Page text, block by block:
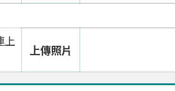
上
上傳照片